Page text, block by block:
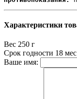
Характеристики
Вес 250 г
Срок годности 18 мес
Ваше имя: